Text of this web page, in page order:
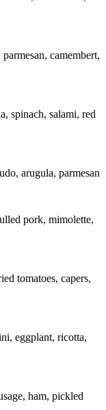
camembert,
spinach, salami, red
arugula, parmesan
pork, mimolette,
tomatoes, capers,
eggplant, ricotta,
ham, pickled